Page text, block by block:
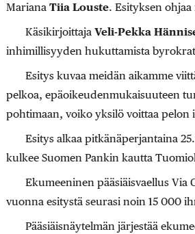
Mariana Tiia Louste. Esityksen
Käsikirjoittaja Veli-Pekka
inhimillisyyden hukuttamista
Esitys kuvaa meidän aikamme
pelkoa, epäoikeudenmukaisuuteen
pohtimaan, voiko yksilö voittaa pelon
Esitys alkaa pitkänäperjantaina
kulkee Suomen Pankin kautta
Ekumeeninen pääsiäisvaellus
vuonna esitystä seurasi noin 15 000
Pääsiäisnäytelmän järjestää